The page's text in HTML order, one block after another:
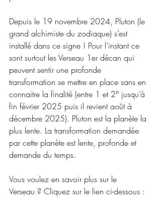
Depuis le 19 novembre 2024, Pluton (le
grand alchimiste du zodiaque) s’est
installé dans ce signe ! Pour l’instant ce
sont surtout les Verseau 1er décan qui
peuvent sentir une profonde
transformation se mettre en place sans en
connaitre la finalité (entre 1 et 2° jusqu’à
fin février 2025 puis il revient août à
décembre 2025). Pluton est la planète la
plus lente. La transformation demandée
par cette planète est lente, profonde et
demande du temps.
Vous voulez en savoir plus sur le
Verseau ? Cliquez sur le lien ci-dessous :